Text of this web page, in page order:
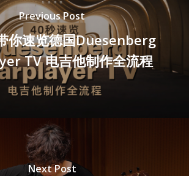
Previous Post
你速览德国Duesenberg
TV 电吉他制作全流程
Next Post